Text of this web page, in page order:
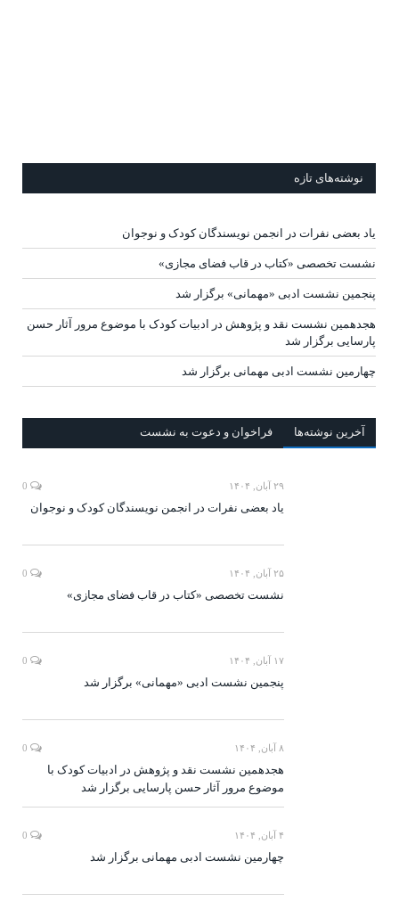
نوشته‌های تازه
یاد بعضی نفرات در انجمن نویسندگان کودک و نوجوان
نشست تخصصی «کتاب در قاب فضای مجازی»
پنجمین نشست ادبی «مهمانی» برگزار شد
هجدهمین نشست نقد و پژوهش در ادبیات کودک با موضوع مرور آثار حسن
پارسایی برگزار شد
چهارمین نشست ادبی مهمانی برگزار شد
آخرين‌ نوشته‌ها فراخوان و دعوت به نشست
۲۹ آبان, ۱۴۰۴
یاد بعضی نفرات در انجمن نویسندگان کودک و نوجوان
۲۵ آبان, ۱۴۰۴
نشست تخصصی «کتاب در قاب فضای مجازی»
۱۷ آبان, ۱۴۰۴
پنجمین نشست ادبی «مهمانی» برگزار شد
۸ آبان, ۱۴۰۴
هجدهمین نشست نقد و پژوهش در ادبیات کودک با
موضوع مرور آثار حسن پارسایی برگزار شد
۴ آبان, ۱۴۰۴
چهارمین نشست ادبی مهمانی برگزار شد